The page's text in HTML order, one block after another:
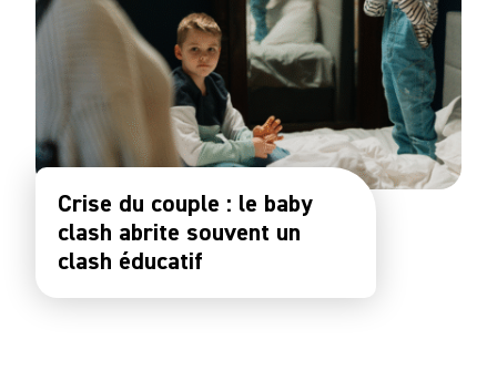
Crise du couple : le baby
clash abrite souvent un
clash éducatif